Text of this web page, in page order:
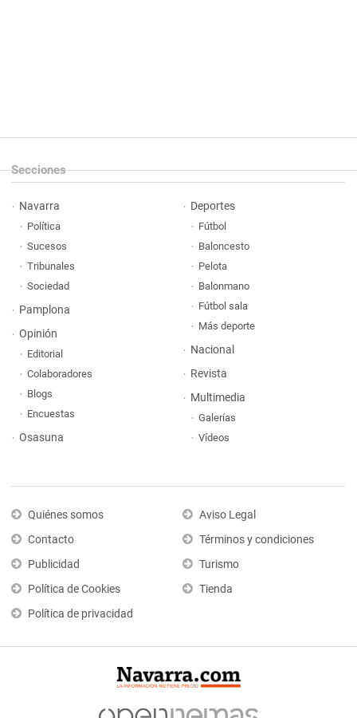
Secciones
Navarra
Política
Sucesos
Tribunales
Sociedad
Pamplona
Opinión
Editorial
Colaboradores
Blogs
Encuestas
Osasuna
Deportes
Fútbol
Baloncesto
Pelota
Balonmano
Fútbol sala
Más deporte
Nacional
Revista
Multimedia
Galerías
Vídeos
Quiénes somos
Contacto
Publicidad
Política de Cookies
Política de privacidad
Aviso Legal
Términos y condiciones
Turismo
Tienda